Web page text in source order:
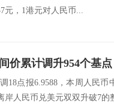
元，1港元对人民币...
价累计调升954个基点
18点报6.9588，本周人民币
岸人民币兑美元双双升破7的